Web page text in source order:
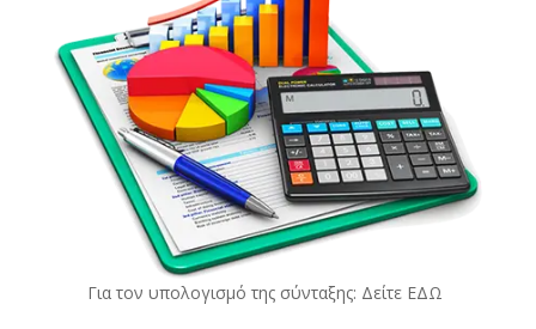
Για τον υπολογισμό της σύνταξης: Δείτε ΕΔΩ